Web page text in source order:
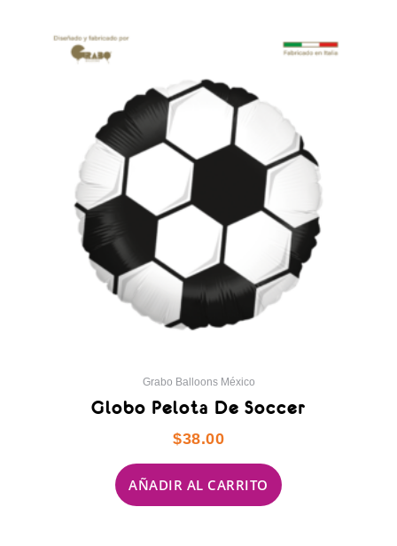
Grabo Balloons México
Globo Pelota De Soccer
$38.00
AÑADIR AL CARRITO